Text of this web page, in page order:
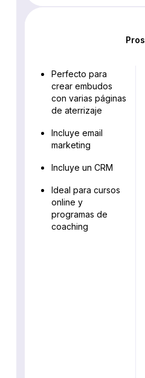
Pros
Perfecto para
crear embudos
con varias páginas
de aterrizaje
Incluye email
marketing
Incluye un CRM
Ideal para cursos
online y
programas de
coaching